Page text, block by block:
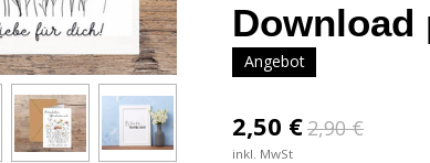
Download
Angebot
2,50 €2,90 €
inkl. MwSt